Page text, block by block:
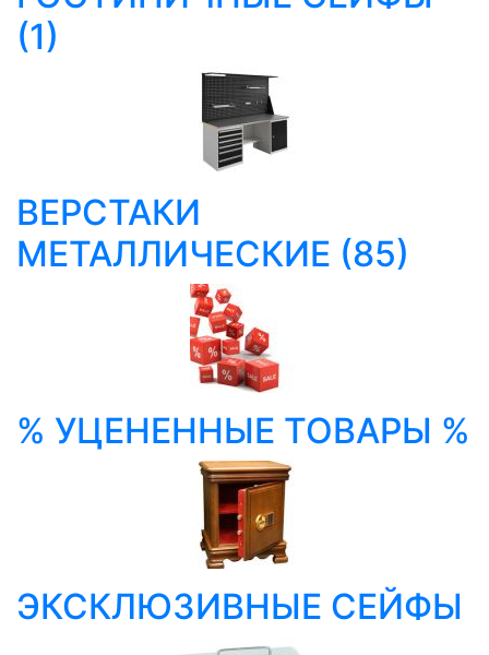
(1)
ВЕРСТАКИ
МЕТАЛЛИЧЕСКИЕ (85)
% УЦЕНЕННЫЕ ТОВАРЫ %
ЭКСКЛЮЗИВНЫЕ СЕЙФЫ